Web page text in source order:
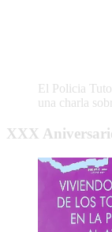
El Policia
una charla
XXX